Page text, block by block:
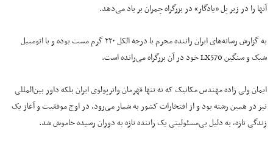
آنها را در زیر پل «یادگار» در بزرگراه چمران بر باد می‌دهد.
به گزارش رسانه‌های ایران راننده مجرم با درجه الکل ۲۲۰ گرم مست بوده و با اتومبیل
شیک و سنگین LX570 خود در آن بزرگراه می‌رانده است.
ایمان ولی زاده مهندس مکانیک که نه تنها قهرمان واترپولوی ایران بلکه داور بین‌المللی
نیز در همین رشته بود و از افتخارات کشور به شمار می‌رود، در اوج موفقیت و آغاز یک
زندگی تازه، به دلیل بی‌مسئولیتی یک راننده تازه به دوران رسیده خاموش شد.